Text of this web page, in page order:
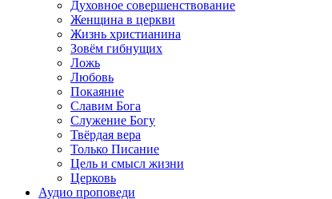
Духовное совершенствование
Женщина в церкви
Жизнь христианина
Зовём гибнущих
Ложь
Любовь
Покаяние
Славим Бога
Служение Богу
Твёрдая вера
Только Писание
Цель и смысл жизни
Церковь
Аудио проповеди